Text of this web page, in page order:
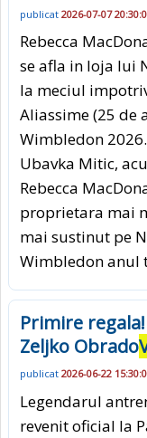
publicat 2026-07-07
Rebecca
se afla in loja lui
la meciul
Aliassime (25 de
Wimbledon
Ubavka Mitic,
Rebecca
proprietara mai
mai sustinut pe
Wimbledon anul
Primire
Zeljko Obrado
publicat 2026-06-22
Legendarul
revenit oficial la